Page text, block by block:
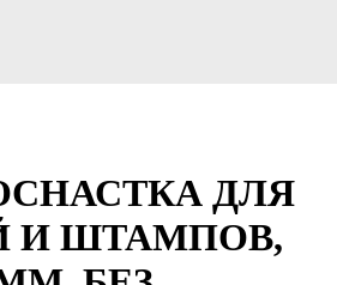
ОСНАСТКА ДЛЯ
И ШТАМПОВ,